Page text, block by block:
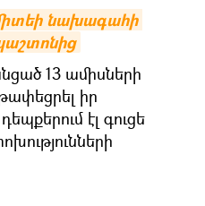
նախագահի
13 ամիսների
իր
էլ գուցե